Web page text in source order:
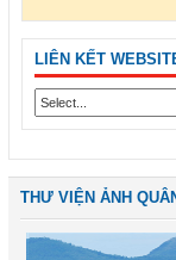
LIÊN KẾT
THƯ VIỆN ẢNH